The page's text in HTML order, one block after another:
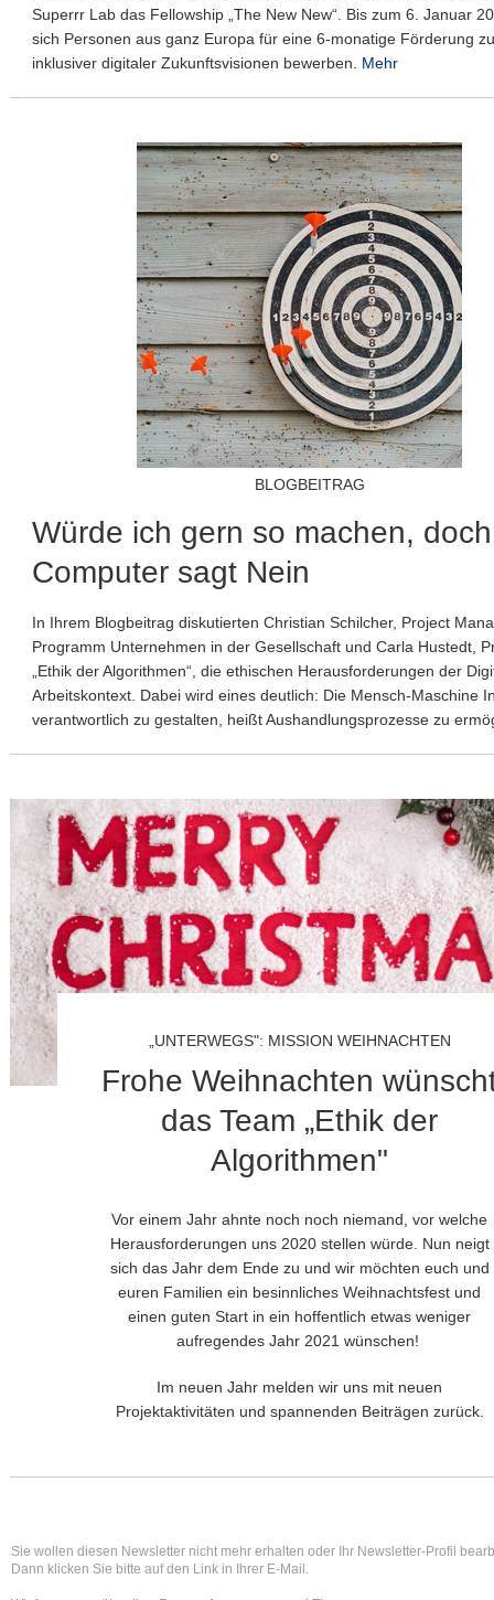
Superrr Lab das Fellowship „The New New“. Bis zum 6. Januar
sich Personen aus ganz Europa für eine 6-monatige Förderung
inklusiver digitaler Zukunftsvisionen bewerben. Mehr
BLOGBEITRAG
Würde ich gern so machen,
Computer sagt Nein
In Ihrem Blogbeitrag diskutierten Christian Schilcher, Project
Programm Unternehmen in der Gesellschaft und Carla Hustedt,
„Ethik der Algorithmen“, die ethischen Herausforderungen der
Arbeitskontext. Dabei wird eines deutlich: Die Mensch-Maschine
verantwortlich zu gestalten, heißt Aushandlungsprozesse zu
„UNTERWEGS": MISSION WEIHNACHTEN
Frohe Weihnachten
das Team „Ethik der
Algorithmen"
Vor einem Jahr ahnte noch noch niemand, vor welche
Herausforderungen uns 2020 stellen würde. Nun neigt
sich das Jahr dem Ende zu und wir möchten euch und
euren Familien ein besinnliches Weihnachtsfest und
einen guten Start in ein hoffentlich etwas weniger
aufregendes Jahr 2021 wünschen!
Im neuen Jahr melden wir uns mit neuen
Projektaktivitäten und spannenden Beiträgen zurück.
Sie wollen diesen Newsletter nicht mehr erhalten oder Ihr Newsletter-Profil
Dann klicken Sie bitte auf den Link in Ihrer E-Mail.